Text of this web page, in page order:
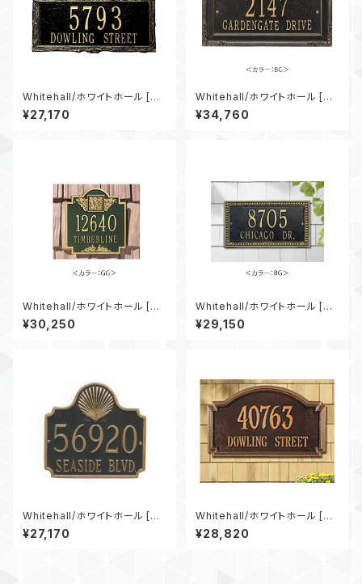
Whitehall/ホワイトホール [W
H-1130] Woodland Wren
¥27,170
Whitehall/ホワイトホール [W
H-3287] Gardengate
¥34,760
Whitehall/ホワイトホール [W
H-5006]Monogram Standa
rd
¥30,250
Whitehall/ホワイトホール [W
H-6132]Egg & Dart
¥29,150
Whitehall/ホワイトホール [W
5130]Scallop
¥27,170
Whitehall/ホワイトホール [W
H-1291]Williamsburg Stand
ard
¥28,820